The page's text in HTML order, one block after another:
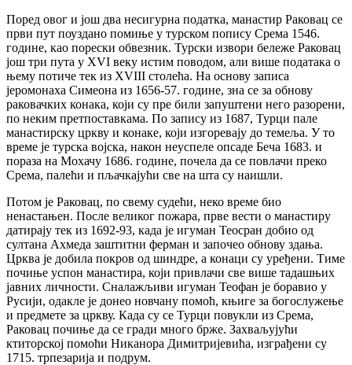
Поред овог и још два несигурна податка, манастир Раковац се
први пут поуздано помиње у турском попису Срема 1546.
године, као порески обвезник. Турски извори бележе Раковац
још три пута у XVI веку истим поводом, али више података о
њему потиче тек из XVIII столећа. На основу записа
јеромонаха Симеона из 1656-57. године, зна се за обнову
раковачких конака, који су пре били запуштени него разорени,
по неким претпоставкама. По запису из 1687, Турци пале
манастирску цркву и конаке, који изгоревају до темеља. У то
време је турска војска, након неуспеле опсаде Беча 1683. и
пораза на Мохачу 1686. године, почела да се повлачи преко
Срема, палећи и пљачкајући све на шта су наишли.
Потом је Раковац, по свему судећи, неко време био
ненастањен. После великог пожара, прве вести о манастиру
датирају тек из 1692-93, када је игуман Теосран добио од
султана Ахмеда заштитни ферман и започео обнову здања.
Црква је добила покров од шиндре, а конаци су уређени. Тиме
почиње успон манастира, који привлачи све више тадашњих
јавних личности. Сналажљиви игуман Теофан је боравио у
Русији, одакле је донео новчану помоћ, књиге за богослужење
и предмете за цркву. Када су се Турци повукли из Срема,
Раковац почиње да се гради много брже. Захваљујући
ктиторској помоћи Никанора Димитријевића, изграђени су
1715. трпезарија и подрум.